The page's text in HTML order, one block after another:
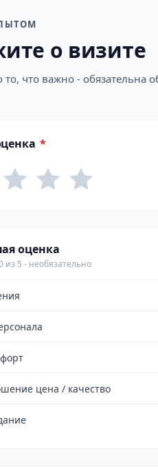
о визите
то, что важно -
*
оценка
из 5 - необязательно
цена / качество